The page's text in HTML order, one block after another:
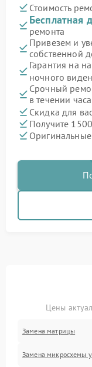
Стоимость
Бесплатная
ремонта
Привезем и
собственной
Гарантия на
ночного
Срочный
в течении часа
Скидка для
Получите
Цены
Замена матрицы
Замена микросхемы